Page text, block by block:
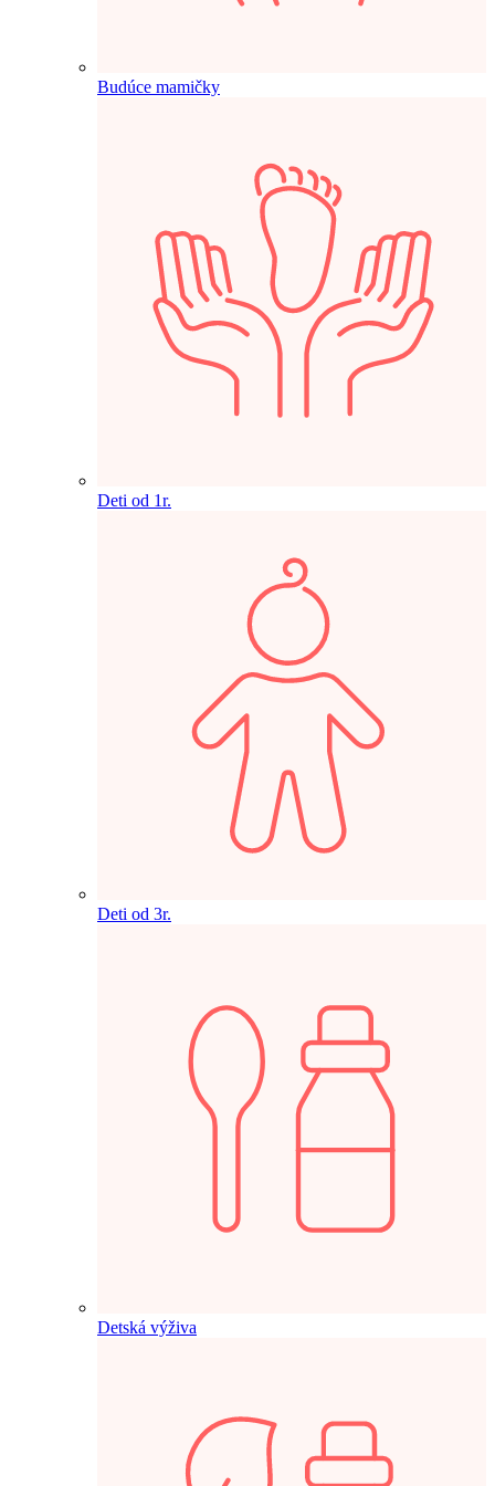
Budúce mamičky
Deti od 1r.
Deti od 3r.
Detská výživa